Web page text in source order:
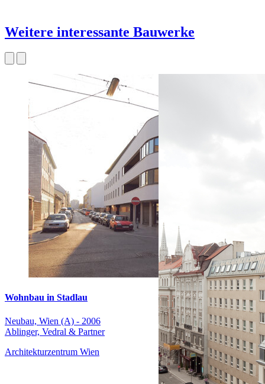
Weitere interessante Bauwerke
Wohnbau in Stadlau
Neubau, Wien (A) - 2006
Ablinger, Vedral & Partner
Architekturzentrum Wien